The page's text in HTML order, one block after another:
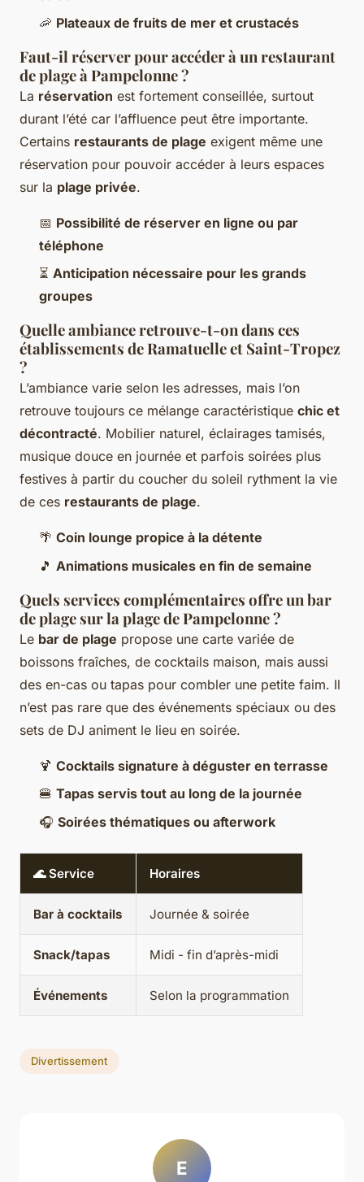
🦐 Plateaux de fruits de mer et crustacés
Faut-il réserver pour accéder à un restaurant
de plage à Pampelonne ?
La réservation est fortement conseillée, surtout
durant l’été car l’affluence peut être importante.
Certains restaurants de plage exigent même une
réservation pour pouvoir accéder à leurs espaces
sur la plage privée.
📅 Possibilité de réserver en ligne ou par
téléphone
⏳ Anticipation nécessaire pour les grands
groupes
Quelle ambiance retrouve-t-on dans ces
établissements de Ramatuelle et Saint-Tropez
?
L’ambiance varie selon les adresses, mais l’on
retrouve toujours ce mélange caractéristique chic et
décontracté. Mobilier naturel, éclairages tamisés,
musique douce en journée et parfois soirées plus
festives à partir du coucher du soleil rythment la vie
de ces restaurants de plage.
🌴 Coin lounge propice à la détente
🎵 Animations musicales en fin de semaine
Quels services complémentaires offre un bar
de plage sur la plage de Pampelonne ?
Le bar de plage propose une carte variée de
boissons fraîches, de cocktails maison, mais aussi
des en-cas ou tapas pour combler une petite faim. Il
n’est pas rare que des événements spéciaux ou des
sets de DJ animent le lieu en soirée.
🍹 Cocktails signature à déguster en terrasse
🍔 Tapas servis tout au long de la journée
🎧 Soirées thématiques ou afterwork
🌊 Service Horaires
Bar à cocktails Journée & soirée
Snack/tapas Midi - fin d’après-midi
Événements Selon la programmation
Divertissement
E